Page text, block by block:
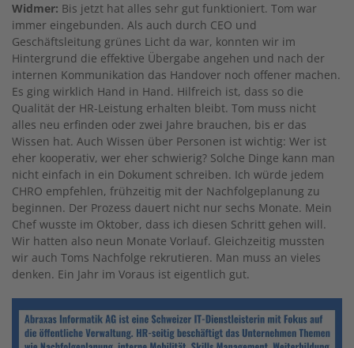
Widmer: Bis jetzt hat alles sehr gut funktioniert. Tom war
immer eingebunden. Als auch durch CEO und
Geschäftsleitung grünes Licht da war, konnten wir im
Hintergrund die effektive Übergabe angehen und nach der
internen Kommunikation das Handover noch offener machen.
Es ging wirklich Hand in Hand. Hilfreich ist, dass so die
Qualität der HR-Leistung erhalten bleibt. Tom muss nicht
alles neu erfinden oder zwei Jahre brauchen, bis er das
Wissen hat. Auch Wissen über Personen ist wichtig: Wer ist
eher kooperativ, wer eher schwierig? Solche Dinge kann man
nicht einfach in ein Dokument schreiben. Ich würde jedem
CHRO empfehlen, frühzeitig mit der Nachfolgeplanung zu
beginnen. Der Prozess dauert nicht nur sechs Monate. Mein
Chef wusste im Oktober, dass ich diesen Schritt gehen will.
Wir hatten also neun Monate Vorlauf. Gleichzeitig mussten
wir auch Toms Nachfolge rekrutieren. Man muss an vieles
denken. Ein Jahr im Voraus ist eigentlich gut.